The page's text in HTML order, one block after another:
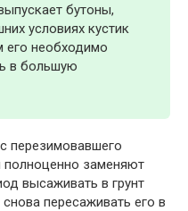
бутоны,
условиях кустик
его необходимо
в большую
перезимовавшего
полноценно заменяют
высаживать в грунт
пересаживать его в